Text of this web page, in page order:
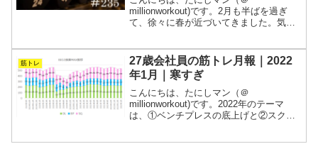
millionworkout)です。2月も半ばを過ぎ
て、徐々に春が近づいてきました。気温
ちも目覚めはじめ、仲間が増えて楽しく
なりそうです(^O...
筋トレ
27歳会社員の筋トレ月報｜2022
年1月｜寒すぎ
こんにちは、たにしマン（＠
millionworkout)です。2022年のテーマ
は、①ベンチプレスの底上げと②スクデ